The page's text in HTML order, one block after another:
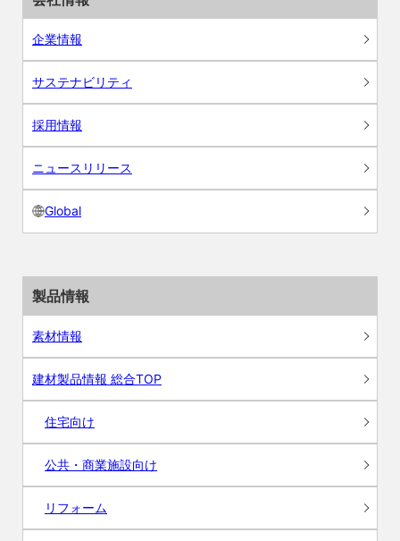
企業情報
サステナビリティ
採用情報
ニュースリリース
Global
製品情報
素材情報
建材製品情報 総合TOP
住宅向け
公共・商業施設向け
リフォーム